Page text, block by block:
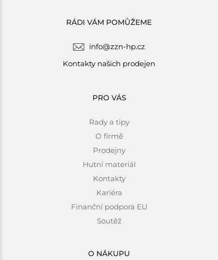
RÁDI VÁM POMŮŽEME
info@zzn-hp.cz
Kontakty našich prodejen
PRO VÁS
Rady a tipy
O firmě
Prodejny
Hutní materiál
Kontakty
Kariéra
Finanční podpora EU
Soutěž
O NÁKUPU